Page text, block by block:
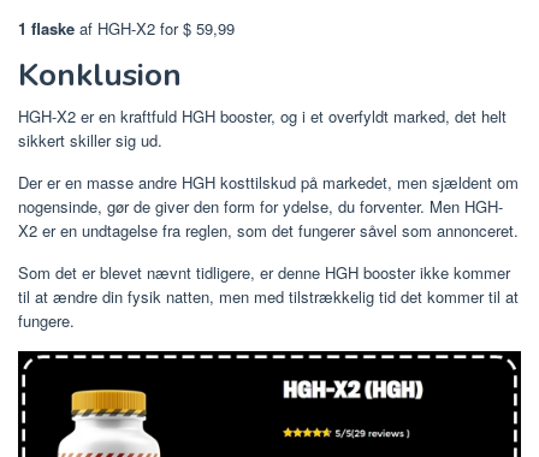
1 flaske af HGH-X2 for $ 59,99
Konklusion
HGH-X2 er en kraftfuld HGH booster, og i et overfyldt marked, det helt
sikkert skiller sig ud.
Der er en masse andre HGH kosttilskud på markedet, men sjældent om
nogensinde, gør de giver den form for ydelse, du forventer. Men HGH-
X2 er en undtagelse fra reglen, som det fungerer såvel som annonceret.
Som det er blevet nævnt tidligere, er denne HGH booster ikke kommer
til at ændre din fysik natten, men med tilstrækkelig tid det kommer til at
fungere.